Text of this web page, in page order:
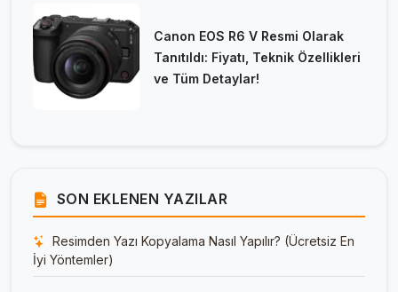
Canon EOS R6 V Resmi Olarak
Tanıtıldı: Fiyatı, Teknik Özellikleri
ve Tüm Detaylar!
SON EKLENEN YAZILAR
Resimden Yazı Kopyalama Nasıl Yapılır? (Ücretsiz En
İyi Yöntemler)